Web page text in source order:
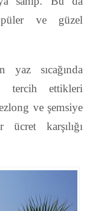
ve güzel
yaz sıcağında
tercih ettikleri
ve şemsiye
karşılığı